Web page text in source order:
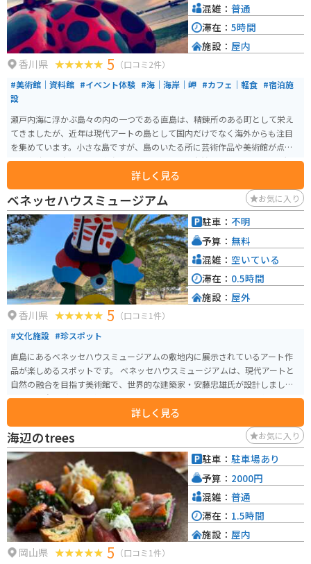
香川県 5 （口コミ2件）
#美術館｜資料館 #イベント体験 #海｜海岸｜岬 #カフェ｜軽食 #宿泊施
設
瀬戸内海に浮かぶ島々の内の一つである直島は、精錬所のある町として栄え
てきましたが、近年は現代アートの島として国内だけでなく海外からも注目
を集めています。小さな島ですが、島のいたる所に芸術作品や美術館が点在
する個性的な島です。又直島にはアート以外にも自然や歴史にふれられる観
詳しく見る
混雑： 普通
滞在： 5時間
施設： 屋内
ベネッセハウスミュージアム お気に入り
香川県 5 （口コミ1件）
#文化施設 #珍スポット
直島にあるベネッセハウスミュージアムの敷地内に展示されているアート作
品が楽しめるスポットです。 ベネッセハウスミュージアムは、現代アートと
自然の融合を目指す美術館で、世界的な建築家・安藤忠雄氏が設計しまし
た。建物自体がアート作品のひとつであると言われています。 屋外作品に
は、国内外の著名なアーティストによる彫刻やインスタレーションが展示さ
れています。瀬戸内海を背景に、青空の下で楽しめるアート作品は、まさに
圧巻です。 ベネッセハウスの周辺には、色とりどりの屋外展示作品が設置さ
れています。ベネッセハウス宿泊者以外も立ち寄ることができ、無料で鑑賞で
きるためオススメです。駐輪場は、歩いて5分位のところにあります。守衛さ
んがいらっしゃるので、場所は分かりやすいです。 直島には、他にも「直島
の家プロジェクト」や「地中美術館」などのアートスポットがあります。ぜ
ひ他のアートスポットも巡ってみてください。
詳しく見る
駐車： 不明
予算： 無料
混雑： 空いている
滞在： 0.5時間
施設： 屋外
海辺のtrees お気に入り
岡山県 5 （口コミ1件）
駐車： 駐車場あり
予算： 2000円
混雑： 普通
滞在： 1.5時間
施設： 屋内